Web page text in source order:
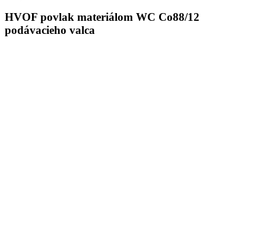
HVOF povlak materiálom WC Co88/12
podávacieho valca